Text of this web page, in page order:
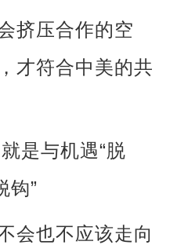
挤压合作的空
才符合中美的共
就是与机遇“脱
钩”
会也不应该走向